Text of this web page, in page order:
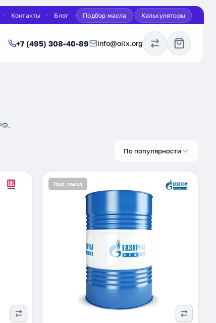
Контакты Блог Подбор масла Калькуляторы
+7 (495) 308-40-89 info@oilx.org
По популярности
Под заказ